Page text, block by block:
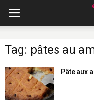
Tag: pâtes au
Pâte aux